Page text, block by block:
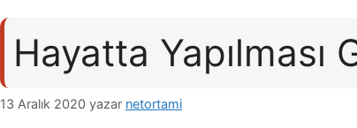
Hayatta Yapılması
13 Aralık 2020 yazar netortami